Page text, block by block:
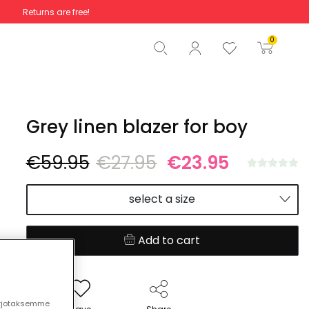
Returns are free!
0
Total €0.00
Start order
Grey linen blazer for boy
€59.95 €27.95 €23.95
select a size
Add to cart